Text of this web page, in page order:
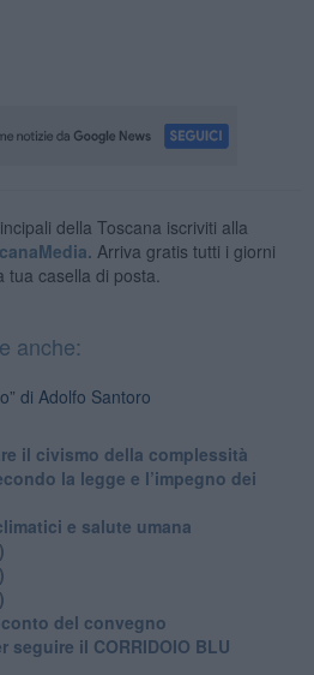
della Toscana iscriviti alla
Arriva gratis tutti i giorni
casella di posta.
anche:
di Adolfo Santoro
il civismo della complessità
la legge e l’impegno dei
e salute umana
del convegno
seguire il CORRIDOIO BLU